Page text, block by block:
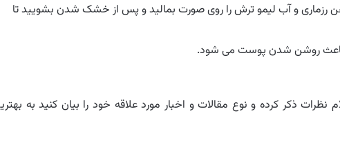
رزماری و آب لیمو ترش را روی صورت بمالید و پس از خشک شدن بشویید تا
باعث روشن شدن پوست می شود.
ذکر کرده و نوع مقالات و اخبار مورد علاقه خود را بیان کنید به